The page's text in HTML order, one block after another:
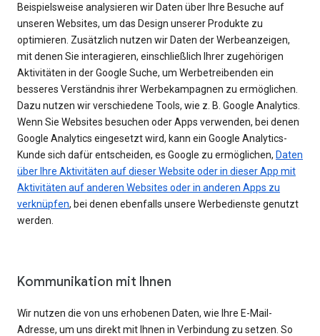
Beispielsweise analysieren wir Daten über Ihre Besuche auf
unseren Websites, um das Design unserer Produkte zu
optimieren. Zusätzlich nutzen wir Daten der Werbeanzeigen,
mit denen Sie interagieren, einschließlich Ihrer zugehörigen
Aktivitäten in der Google Suche, um Werbetreibenden ein
besseres Verständnis ihrer Werbekampagnen zu ermöglichen.
Dazu nutzen wir verschiedene Tools, wie z. B. Google Analytics.
Wenn Sie Websites besuchen oder Apps verwenden, bei denen
Google Analytics eingesetzt wird, kann ein Google Analytics-
Kunde sich dafür entscheiden, es Google zu ermöglichen, Daten
über Ihre Aktivitäten auf dieser Website oder in dieser App mit
Aktivitäten auf anderen Websites oder in anderen Apps zu
verknüpfen, bei denen ebenfalls unsere Werbedienste genutzt
werden.
Kommunikation mit Ihnen
Wir nutzen die von uns erhobenen Daten, wie Ihre E-Mail-
Adresse, um uns direkt mit Ihnen in Verbindung zu setzen. So